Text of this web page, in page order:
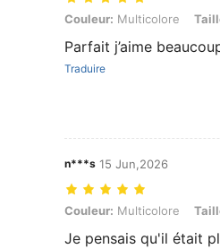
Couleur: Multicolore, Taille:
Couleur: Multicolore
Parfait j’aime
Traduire
n***s 15 Jun,2026
Couleur: Multicolore, Taille:
Couleur: Multicolore
Je pensais qu'il était